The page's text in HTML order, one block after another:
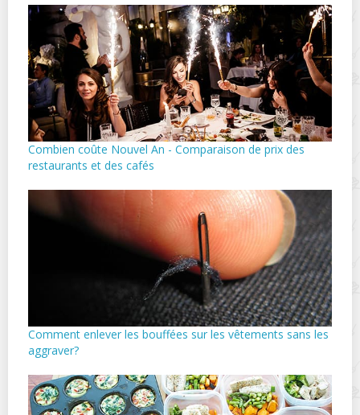
Combien coûte Nouvel An - Comparaison de prix des
restaurants et des cafés
Comment enlever les bouffées sur les vêtements sans les
aggraver?